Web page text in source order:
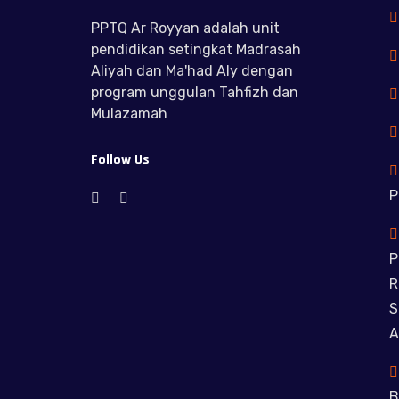
PPTQ Ar Royyan adalah unit
pendidikan setingkat Madrasah
Aliyah dan Ma'had Aly dengan
program unggulan Tahfizh dan
Mulazamah
Follow Us